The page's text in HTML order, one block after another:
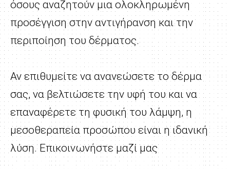
όσους αναζητούν μια ολοκληρωμένη
προσέγγιση στην αντιγήρανση και την
περιποίηση του δέρματος.
Αν επιθυμείτε να ανανεώσετε το δέρμα
σας, να βελτιώσετε την υφή του και να
επαναφέρετε τη φυσική του λάμψη, η
μεσοθεραπεία προσώπου είναι η ιδανική
λύση. Επικοινωνήστε μαζί μας